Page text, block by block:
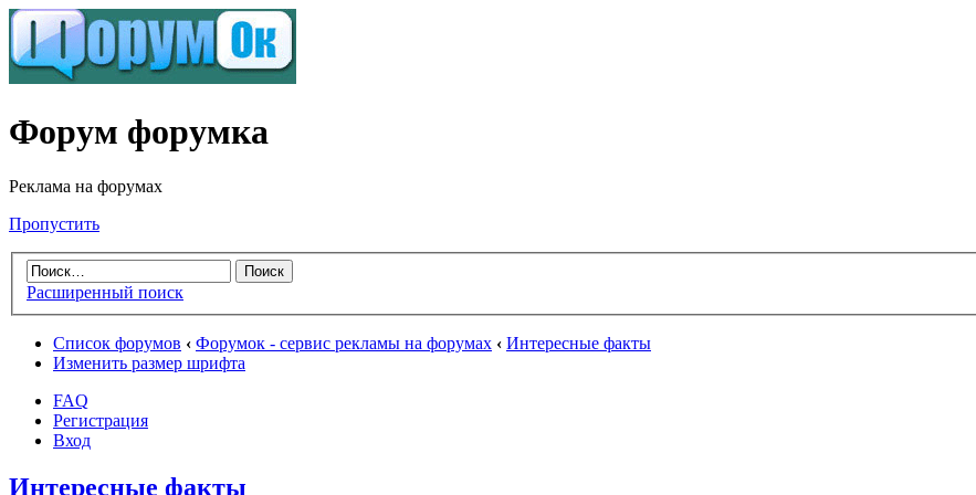
Форум форумка
Реклама на форумах
Пропустить
Расширенный поиск
Список форумов ‹ Форумок - сервис рекламы на форумах ‹ Интересные факты
Изменить размер шрифта
FAQ
Регистрация
Вход
Интересные факты